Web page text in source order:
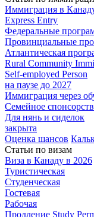
Иммиграция в
Express Entry
Федеральные
Провинциальные
Атлантическая
Rural Community
Self-employed Person
на паузе до 2027
Иммиграция через
Семейное
Для нянь и сиделок
закрыта
Оценка шансов
Статьи по визам
Виза в Канаду в 2026
Туристическая
Студенческая
Гостевая
Рабочая
Продление Study